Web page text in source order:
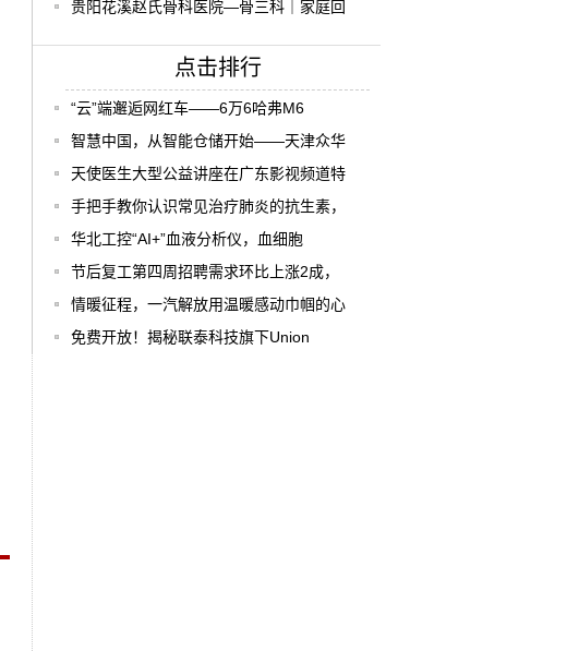
贵阳花溪赵氏骨科医院—骨三科｜家庭回
点击排行
“云”端邂逅网红车——6万6哈弗M6
智慧中国，从智能仓储开始——天津众华
天使医生大型公益讲座在广东影视频道特
手把手教你认识常见治疗肺炎的抗生素，
华北工控“AI+”血液分析仪，血细胞
节后复工第四周招聘需求环比上涨2成，
情暖征程，一汽解放用温暖感动巾帼的心
免费开放！揭秘联泰科技旗下Union